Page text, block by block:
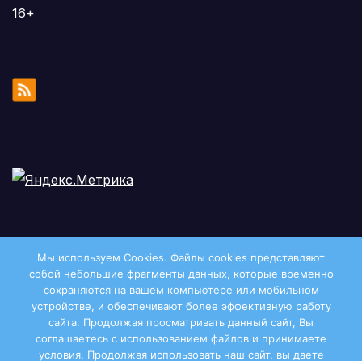
16+
Мы используем Cookies. Файлы сookies представляют
собой небольшие фрагменты данных, которые временно
сохраняются на вашем компьютере или мобильном
устройстве, и обеспечивают более эффективную работу
сайта. Продолжая просматривать данный сайт, Вы
соглашаетесь с использованием файлов и принимаете
условия. Продолжая использовать наш сайт, вы даете